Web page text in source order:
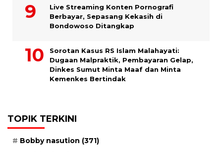
Live Streaming Konten Pornografi
Berbayar, Sepasang Kekasih di
Bondowoso Ditangkap
Sorotan Kasus RS Islam Malahayati:
Dugaan Malpraktik, Pembayaran Gelap,
Dinkes Sumut Minta Maaf dan Minta
Kemenkes Bertindak
TOPIK TERKINI
Bobby nasution (371)